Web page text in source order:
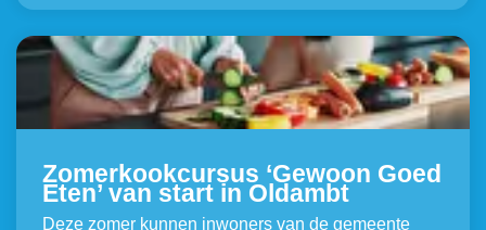
Zomerkookcursus ‘Gewoon Goed
Eten’ van start in Oldambt
Deze zomer kunnen inwoners van de gemeente